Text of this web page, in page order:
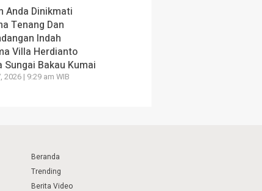
Anda Dinikmati
Tenang Dan
Indah
Villa Herdianto
Sungai Bakau Kumai
2026 | 9:29 am WIB
Beranda
Trending
Berita Video